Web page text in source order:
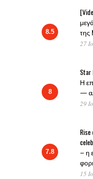
8.5
της
27
8
Star
Η
—
29
7.8
– η
15